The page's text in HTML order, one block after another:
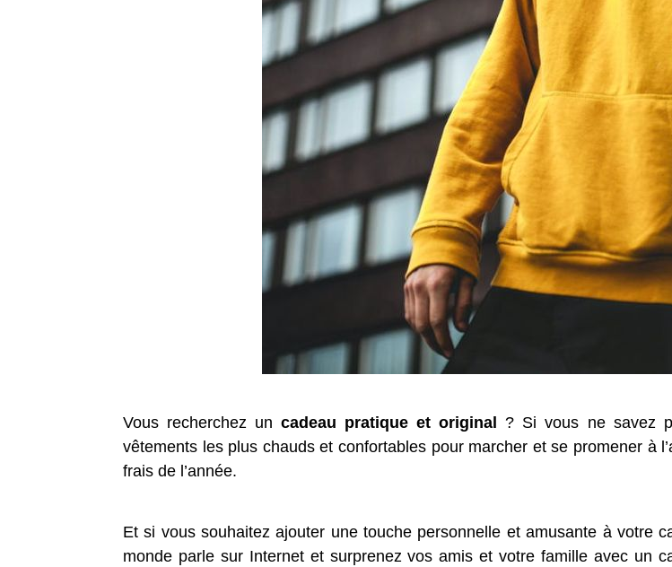
Vous recherchez uncadeau pratique et original
? Si vous ne savez
vêtements les plus chauds et confortables pour marcher et se promener à
frais de l’année.
Et si vous souhaitez ajouter une touche personnelle et amusante à votre
monde parle sur Internet et surprenez vos amis et votre famille avec un